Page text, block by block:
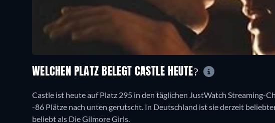
WELCHEN PLATZ BELEGT CASTLE HEUTE?
Castle ist heute auf Platz 295 in den täglichen JustWatch Streaming-
-86 Plätze nach unten gerutscht. In Deutschland ist sie derzeit
beliebt als Die Gilmore Girls.